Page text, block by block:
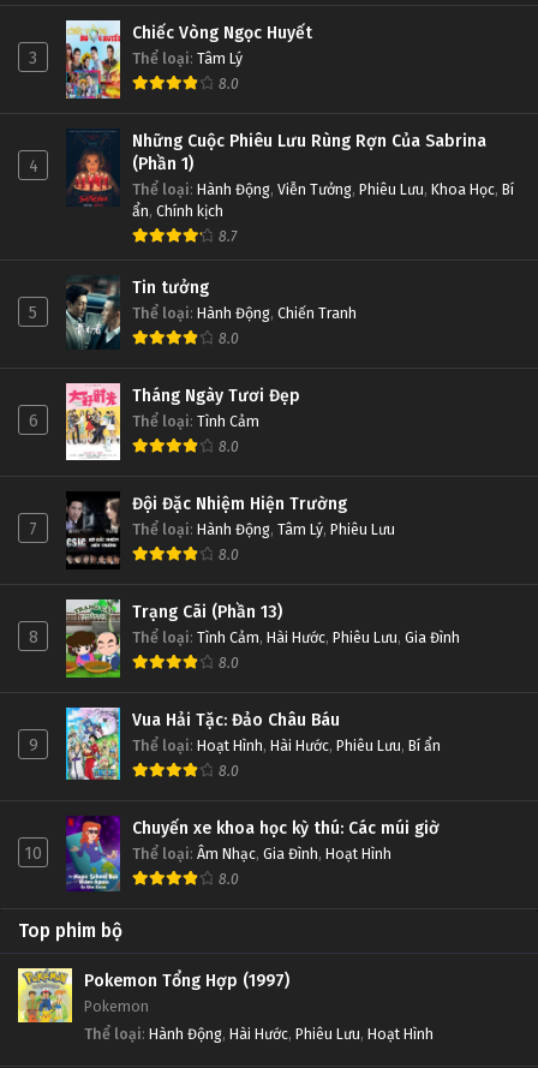
3
Chiếc Vòng Ngọc Huyết
Thể loại: Tâm Lý
8.0
4
Những Cuộc Phiêu Lưu Rùng Rợn Của Sabrina
(Phần 1)
Thể loại: Hành Động, Viễn Tưởng, Phiêu Lưu, Khoa Học, Bí
ẩn, Chính kịch
8.7
5
Tin tưởng
Thể loại: Hành Động, Chiến Tranh
8.0
6
Tháng Ngày Tươi Đẹp
Thể loại: Tình Cảm
8.0
7
Đội Đặc Nhiệm Hiện Trường
Thể loại: Hành Động, Tâm Lý, Phiêu Lưu
8.0
8
Trạng Cãi (Phần 13)
Thể loại: Tình Cảm, Hài Hước, Phiêu Lưu, Gia Đình
8.0
9
Vua Hải Tặc: Đảo Châu Báu
Thể loại: Hoạt Hình, Hài Hước, Phiêu Lưu, Bí ẩn
8.0
10
Chuyến xe khoa học kỳ thú: Các múi giờ
Thể loại: Âm Nhạc, Gia Đình, Hoạt Hình
8.0
Top phim bộ
Pokemon Tổng Hợp (1997)
Pokemon
Thể loại: Hành Động, Hài Hước, Phiêu Lưu, Hoạt Hình